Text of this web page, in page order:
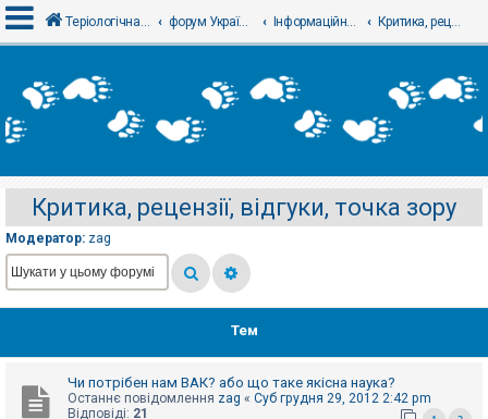
х
і
е
є
с
т
р
а
Теріологічна школа форум Українського теріологічного товариства Інформаційний відділ Критика, рецензії, відгуки, точка зору
Критика, рецензії, відгуки, точка зору
Модератор: zag
Тем
Чи потрібен нам ВАК? або що таке якісна наука?
Останнє повідомлення zag « Суб грудня 29, 2012 2:42 pm
Відповіді: 21